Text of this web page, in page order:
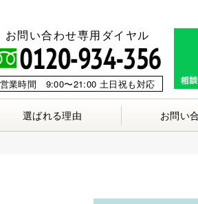
選ばれる理由 お問い
お問い合わせ専用ダイヤル
営業時間 9:00〜21:00 土日祝も対応